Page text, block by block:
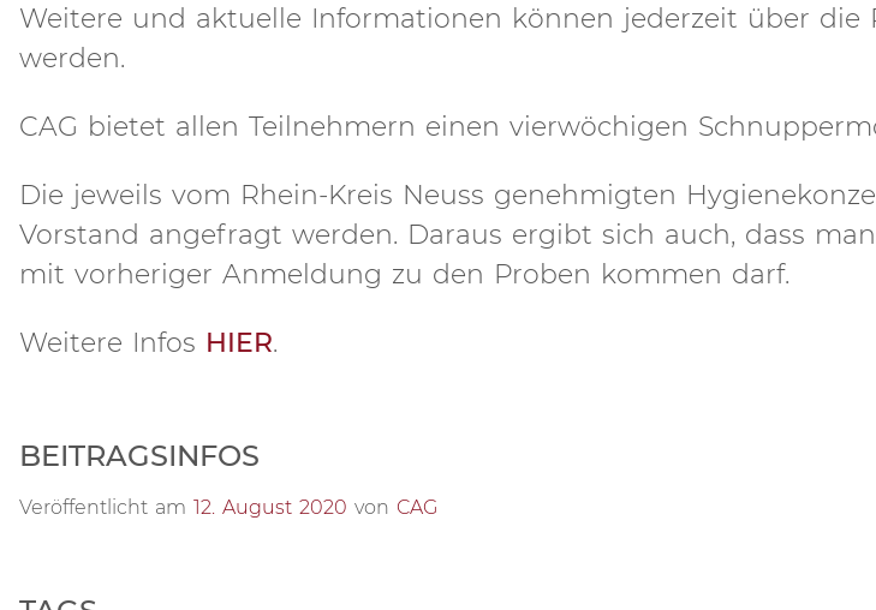
Weitere und aktuelle Informationen können jederzeit über die
werden.
CAG bietet allen Teilnehmern einen vierwöchigen
Die jeweils vom Rhein-Kreis Neuss genehmigten
Vorstand angefragt werden. Daraus ergibt sich auch, dass
mit vorheriger Anmeldung zu den Proben kommen darf.
Weitere Infos HIER.
BEITRAGSINFOS
Veröffentlicht am 12. August 2020 von CAG